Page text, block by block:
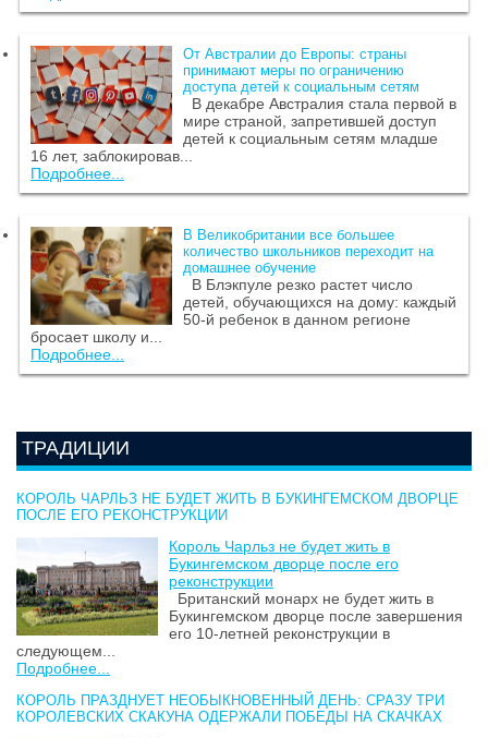
От Австралии до Европы: страны
принимают меры по ограничению
доступа детей к социальным сетям
В декабре Австралия стала первой в
мире страной, запретившей доступ
детей к социальным сетям младше
16 лет, заблокировав...
Подробнее...
В Великобритании все большее
количество школьников переходит на
домашнее обучение
В Блэкпуле резко растет число
детей, обучающихся на дому: каждый
50-й ребенок в данном регионе
бросает школу и...
Подробнее...
ТРАДИЦИИ
КОРОЛЬ ЧАРЛЬЗ НЕ БУДЕТ ЖИТЬ В БУКИНГЕМСКОМ ДВОРЦЕ
ПОСЛЕ ЕГО РЕКОНСТРУКЦИИ
Король Чарльз не будет жить в
Букингемском дворце после его
реконструкции
Британский монарх не будет жить в
Букингемском дворце после завершения
его 10-летней реконструкции в
следующем...
Подробнее...
КОРОЛЬ ПРАЗДНУЕТ НЕОБЫКНОВЕННЫЙ ДЕНЬ: СРАЗУ ТРИ
КОРОЛЕВСКИХ СКАКУНА ОДЕРЖАЛИ ПОБЕДЫ НА СКАЧКАХ